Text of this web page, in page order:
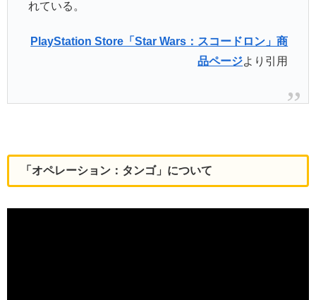
れている。
PlayStation Store「Star Wars：スコードロン」商
品ページより引用
「オペレーション：タンゴ」について